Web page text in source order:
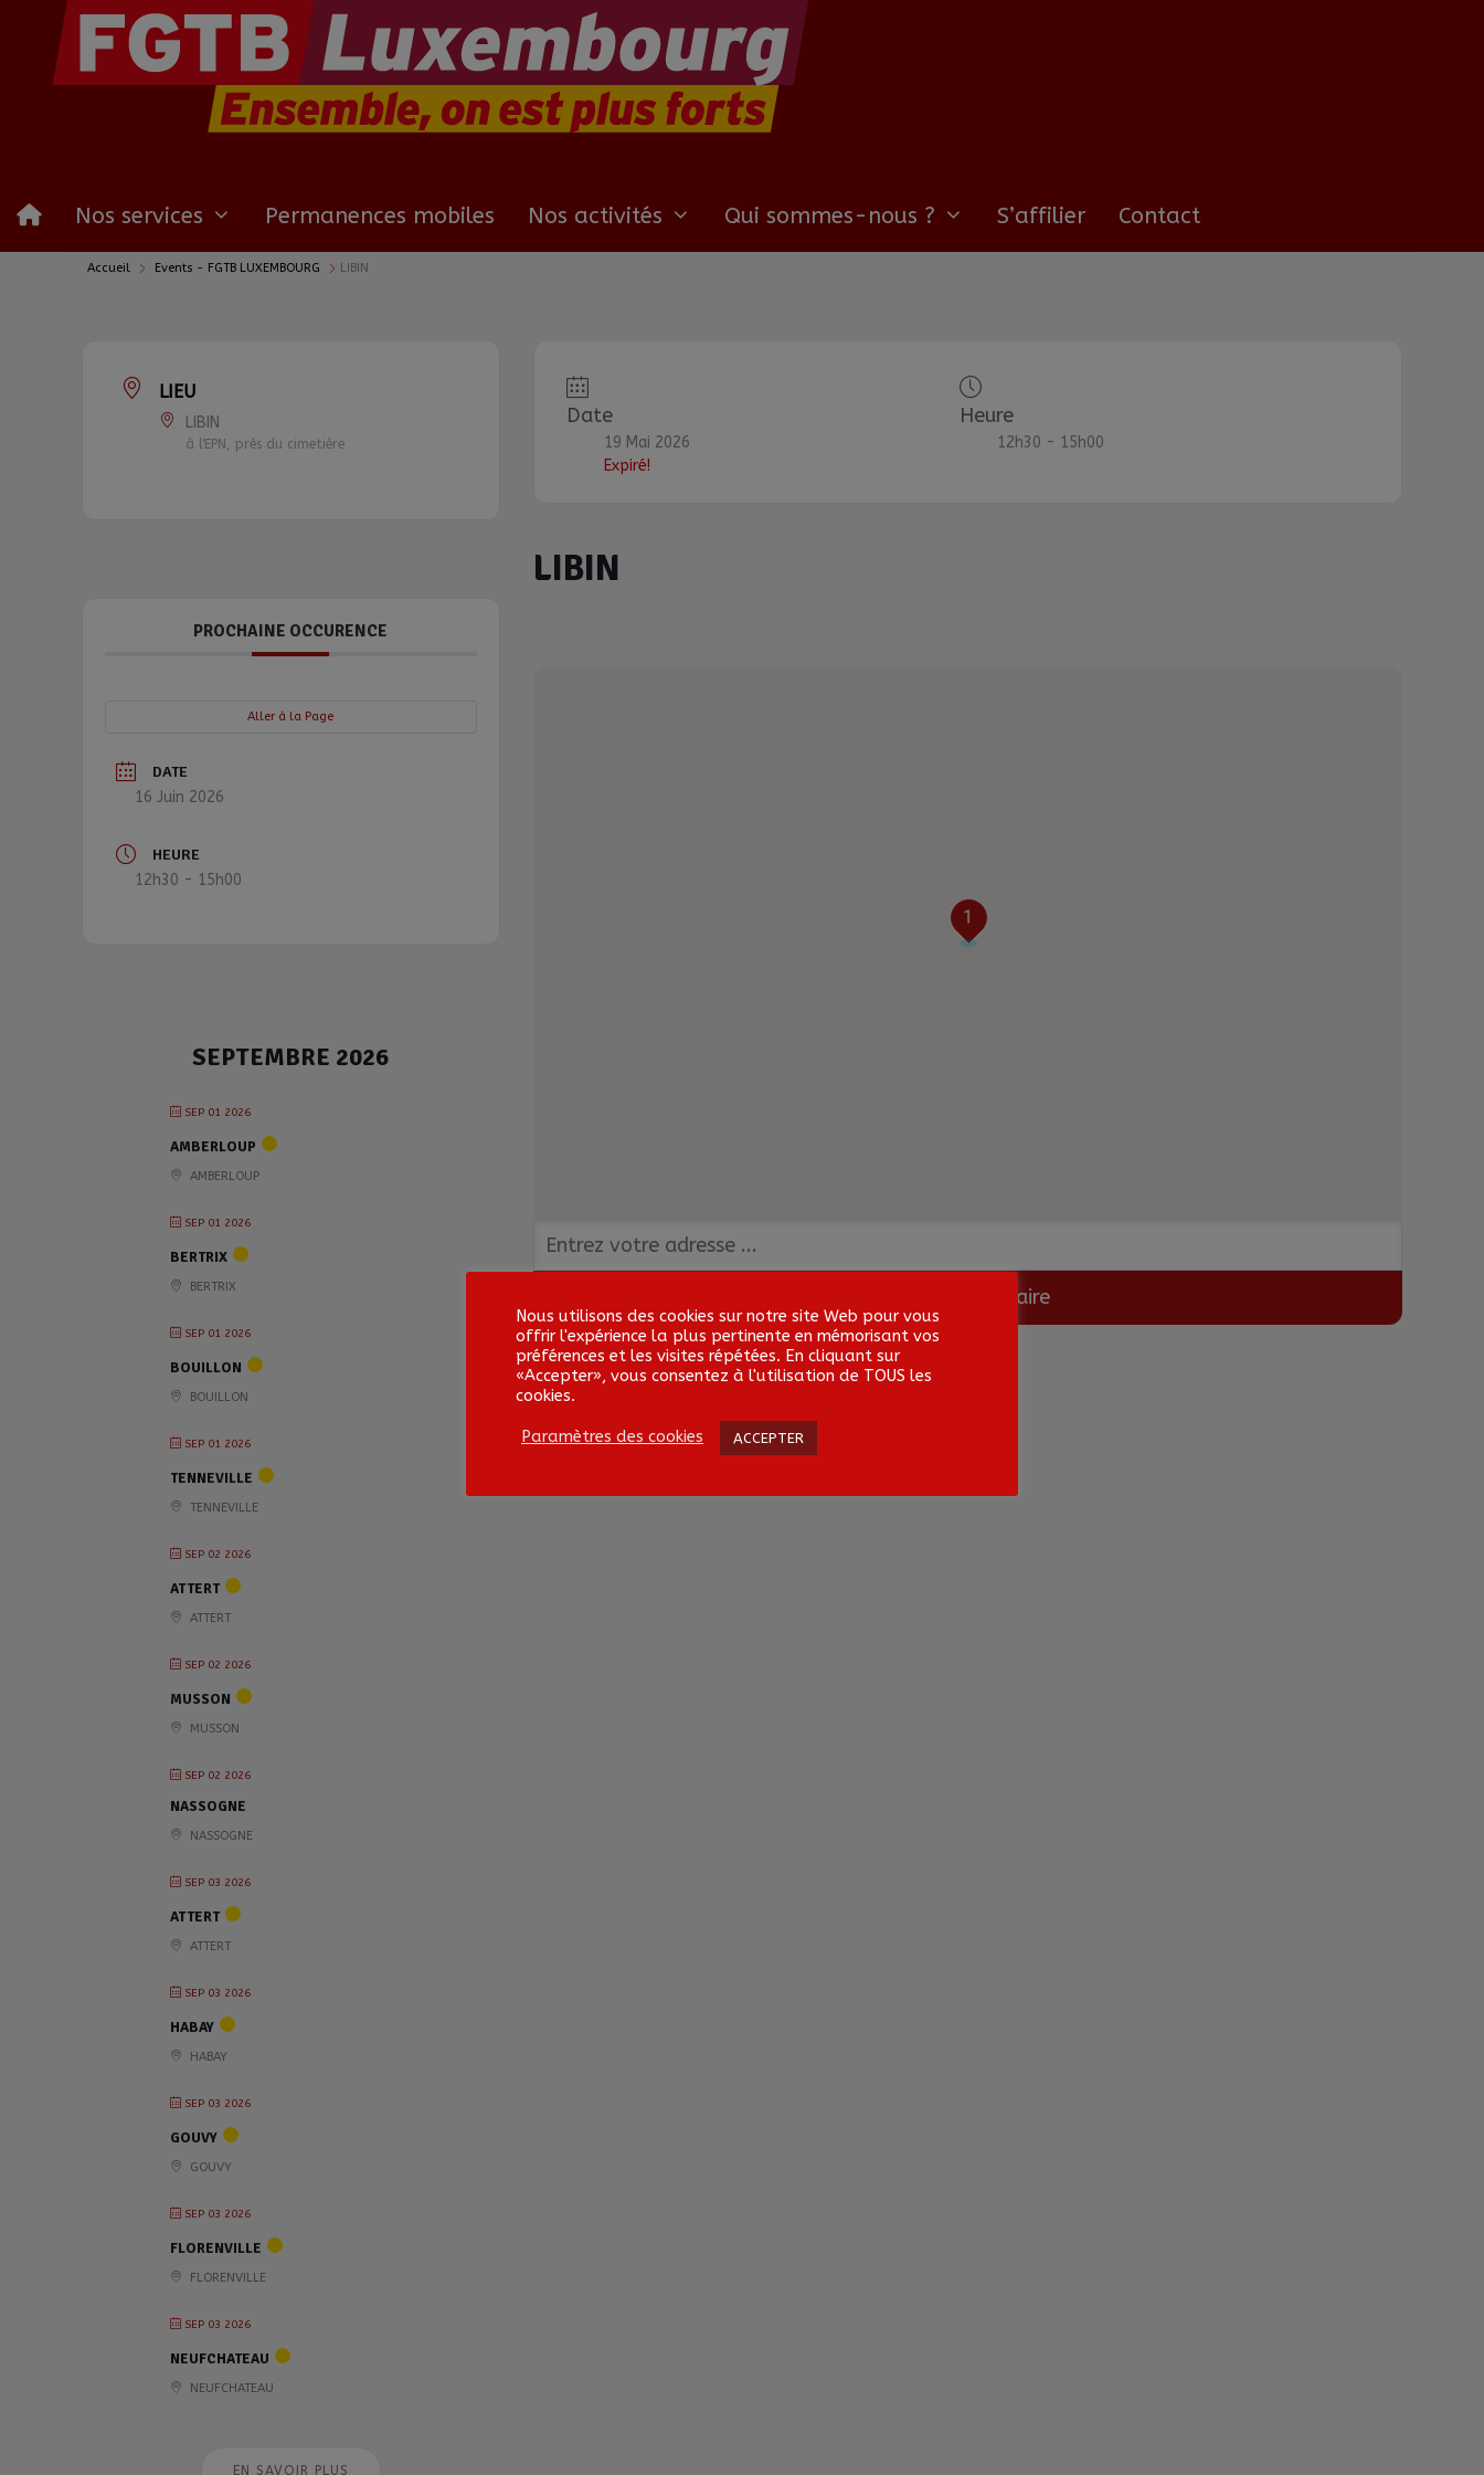
Nos services Permanences mobiles Nos activités Qui sommes-nous ? S’affilier Contact
Accueil Events - FGTB LUXEMBOURG LIBIN
LIEU
LIBIN
à l'EPN, près du cimetière
PROCHAINE OCCURENCE
Aller à la Page
DATE
16 Juin 2026
HEURE
12h30 - 15h00
SEPTEMBRE 2026
SEP 01 2026
AMBERLOUP
AMBERLOUP
SEP 01 2026
BERTRIX
BERTRIX
SEP 01 2026
BOUILLON
BOUILLON
SEP 01 2026
TENNEVILLE
TENNEVILLE
SEP 02 2026
ATTERT
ATTERT
SEP 02 2026
MUSSON
MUSSON
SEP 02 2026
NASSOGNE
NASSOGNE
SEP 03 2026
ATTERT
ATTERT
SEP 03 2026
HABAY
HABAY
SEP 03 2026
GOUVY
GOUVY
SEP 03 2026
FLORENVILLE
FLORENVILLE
SEP 03 2026
NEUFCHATEAU
NEUFCHATEAU
EN SAVOIR PLUS
Date
19 Mai 2026
Expiré!
Heure
12h30 - 15h00
LIBIN
1
Nous utilisons des cookies sur notre site Web pour vous
offrir l'expérience la plus pertinente en mémorisant vos
préférences et les visites répétées. En cliquant sur
«Accepter», vous consentez à l'utilisation de TOUS les
cookies.
Paramètres des cookies ACCEPTER